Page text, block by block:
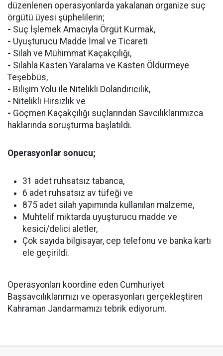
düzenlenen operasyonlarda yakalanan organize suç
örgütü üyesi şüphelilerin;
- Suç İşlemek Amacıyla Örgüt Kurmak,
- Uyuşturucu Madde İmal ve Ticareti
- Silah ve Mühimmat Kaçakçılığı,
- Silahla Kasten Yaralama ve Kasten Öldürmeye
Teşebbüs,
- Bilişim Yolu ile Nitelikli Dolandırıcılık,
- Nitelikli Hırsızlık ve
- Göçmen Kaçakçılığı suçlarından Savcılıklarımızca
haklarında soruşturma başlatıldı.
Operasyonlar sonucu;
31 adet ruhsatsız tabanca,
6 adet ruhsatsız av tüfeği ve
875 adet silah yapımında kullanılan malzeme,
Muhtelif miktarda uyuşturucu madde ve
kesici/delici aletler,
Çok sayıda bilgisayar, cep telefonu ve banka kartı
ele geçirildi.
Operasyonları koordine eden Cumhuriyet
Başsavcılıklarımızı ve operasyonları gerçekleştiren
Kahraman Jandarmamızı tebrik ediyorum.